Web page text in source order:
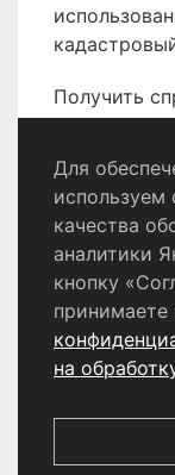
Получить
по
Согласие
© 2024 - 2026
портал
Выдано
связи,
Для
используем
качества
аналитики
кнопку
принимаете
на